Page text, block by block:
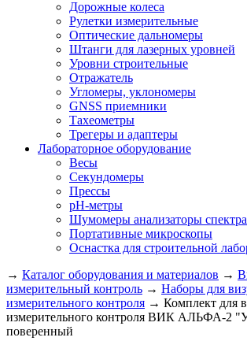
Дорожные колеса
Рулетки измерительные
Оптические дальномеры
Штанги для лазерных уровней
Уровни строительные
Отражатель
Угломеры, уклономеры
GNSS приемники
Тахеометры
Трегеры и адаптеры
Лабораторное оборудование
Весы
Секундомеры
Прессы
pH-метры
Шумомеры анализаторы спектра
Портативные микроскопы
Оснастка для строительной
→ Каталог оборудования и материалов →
измерительный контроль → Наборы для
измерительного контроля → Комплект для
измерительного контроля ВИК АЛЬФА-2
поверенный